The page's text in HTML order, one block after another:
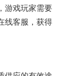
游戏玩家需要
线客服，获得